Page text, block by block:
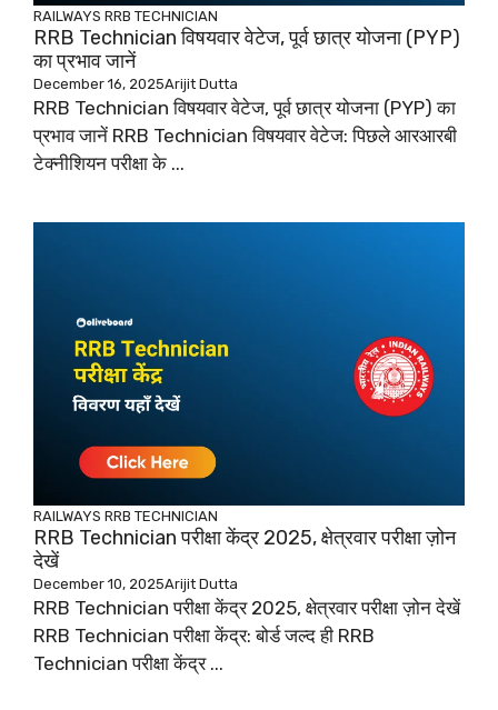
RAILWAYS RRB TECHNICIAN
RRB Technician विषयवार वेटेज, पूर्व छात्र योजना (PYP)
का प्रभाव जानें
December 16, 2025Arijit Dutta
RRB Technician विषयवार वेटेज, पूर्व छात्र योजना (PYP) का
प्रभाव जानें RRB Technician विषयवार वेटेज: पिछले आरआरबी
टेक्नीशियन परीक्षा के ...
RAILWAYS RRB TECHNICIAN
RRB Technician परीक्षा केंद्र 2025, क्षेत्रवार परीक्षा ज़ोन
देखें
December 10, 2025Arijit Dutta
RRB Technician परीक्षा केंद्र 2025, क्षेत्रवार परीक्षा ज़ोन देखें
RRB Technician परीक्षा केंद्र: बोर्ड जल्द ही RRB
Technician परीक्षा केंद्र ...